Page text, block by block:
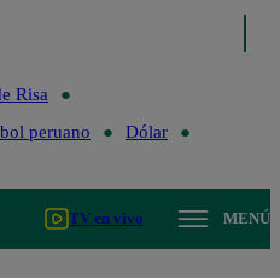
Risa
peruano
Dólar
TV en vivo MENÚ